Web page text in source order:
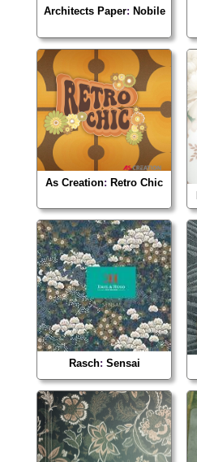
Architects Paper: Nobile
As Creation: Retro Chic
Rasch: Sensai